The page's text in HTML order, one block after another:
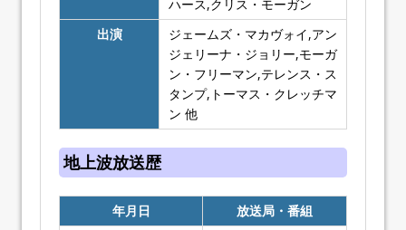
ハース,クリス・モーガン
出演
ジェームズ・マカヴォイ,アン
ジェリーナ・ジョリー,モーガ
ン・フリーマン,テレンス・ス
タンプ,トーマス・クレッチマ
ン 他
地上波放送歴
年月日
放送局・番組